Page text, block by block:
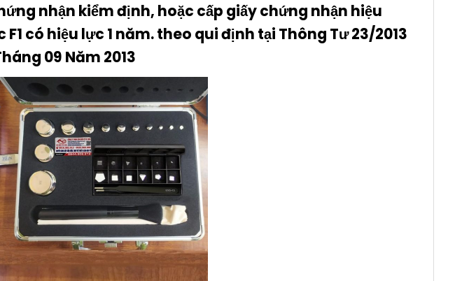
nhận kiểm định, hoặc cấp giấy chứng nhận hiệu
có hiệu lực 1 năm. theo qui định tại Thông Tư 23/2013
09 Năm 2013